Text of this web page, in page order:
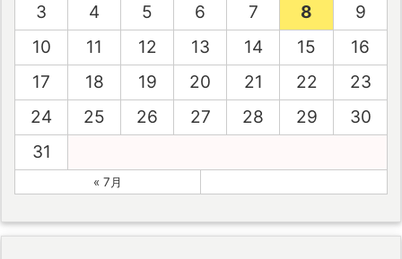
3
4 5 6 7 8
9
10
11 12 13 14 15
16
17
18 19 20 21 22
23
24
25 26 27 28 29
30
31
« 7月